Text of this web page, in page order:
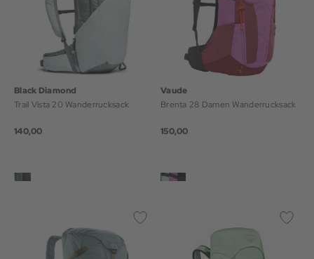
Black Diamond
Trail Vista 20 Wanderrucksack
140,00
Vaude
Brenta 28 Damen Wanderrucksack
150,00